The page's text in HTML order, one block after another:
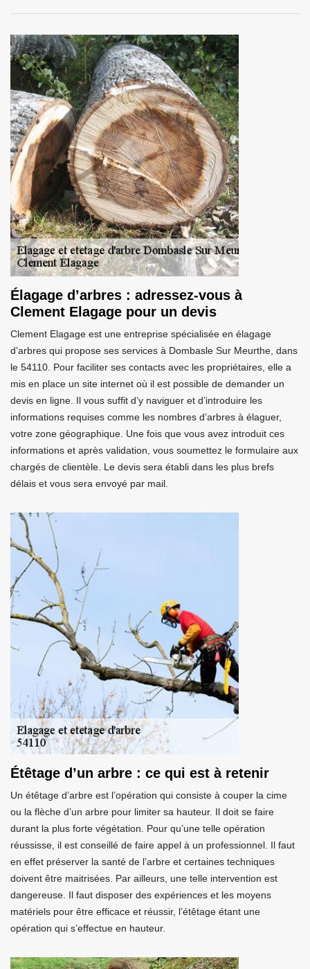
Élagage d’arbres : adressez-vous à
Clement Elagage pour un devis
Clement Elagage est une entreprise spécialisée en élagage
d’arbres qui propose ses services à Dombasle Sur Meurthe, dans
le 54110. Pour faciliter ses contacts avec les propriétaires, elle a
mis en place un site internet où il est possible de demander un
devis en ligne. Il vous suffit d’y naviguer et d’introduire les
informations requises comme les nombres d’arbres à élaguer,
votre zone géographique. Une fois que vous avez introduit ces
informations et après validation, vous soumettez le formulaire aux
chargés de clientèle. Le devis sera établi dans les plus brefs
délais et vous sera envoyé par mail.
Étêtage d’un arbre : ce qui est à retenir
Un étêtage d’arbre est l’opération qui consiste à couper la cime
ou la flèche d’un arbre pour limiter sa hauteur. Il doit se faire
durant la plus forte végétation. Pour qu’une telle opération
réussisse, il est conseillé de faire appel à un professionnel. Il faut
en effet préserver la santé de l’arbre et certaines techniques
doivent être maitrisées. Par ailleurs, une telle intervention est
dangereuse. Il faut disposer des expériences et les moyens
matériels pour être efficace et réussir, l’étêtage étant une
opération qui s’effectue en hauteur.